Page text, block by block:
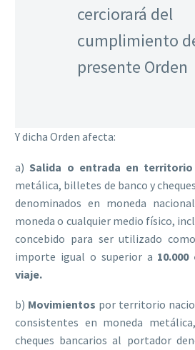
cerciorará del
cumplimiento
presente Orden
Y dicha Orden afecta:
a)Salida o entrada en
metálica, billetes de banco y
denominados en moneda
moneda o cualquier medio físico,
concebido para ser utilizado
importe igual o superior a
viaje.
b) Movimientos por territorio
consistentes en moneda
cheques bancarios al portador